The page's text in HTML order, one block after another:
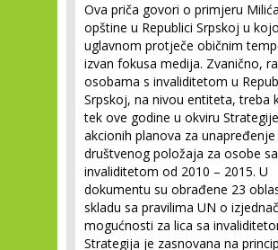
Ova priča govori o primjeru
opštine u Republici Srpskoj u
uglavnom protječe običnim
izvan fokusa medija. Zvanično,
osobama s invaliditetom u
Srpskoj, na nivou entiteta, treba
tek ove godine u okviru
akcionih planova za unapređenje
društvenog položaja za osobe sa
invaliditetom od 2010 – 2015. U
dokumentu su obrađene 23
skladu sa pravilima UN o
mogućnosti za lica sa
Strategija je zasnovana na